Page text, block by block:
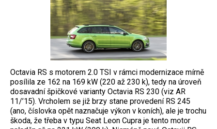
Octavia RS s motorem 2.0 TSI v rámci modernizace mírně
posílila ze 162 na 169 kW (220 až 230 k), tedy na úroveň
dosavadní špičkové varianty Octavia RS 230 (viz AR
11/’15). Vrcholem se již brzy stane provedení RS 245
(ano, číslovka opět naznačuje výkon v koních), ale je trochu
škoda, že třeba v typu Seat Leon Cupra je tento motor